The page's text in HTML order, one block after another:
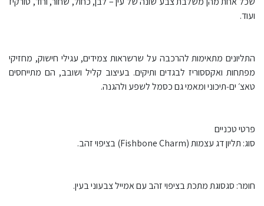
ועוד.
התליונים מתאימות להרכבה על שרשראות צמידים, עגילי חישוק, מחזיקי
מפתחות ואקססוריז לבגדים ותיקים. בעיצוב קליל ושובב, הם מתייחסים
טאצ׳ ים‑תיכוני ומאמי גם כסמל לשפע ולהגנה.
פרטי טכניים
סוג: תליון דג עצמות (Fishbone Charm) בציפוי זהב.
חומר: סגסוגת מתכת בציפוי זהב עם אמייל צבעוני בעין.